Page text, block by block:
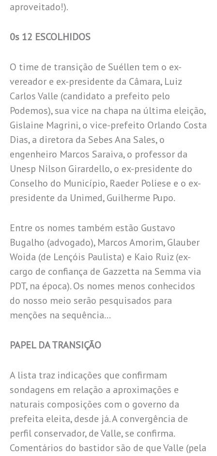
aproveitado!).
0s 12 ESCOLHIDOS
O time de transição de Suéllen tem o ex-
vereador e ex-presidente da Câmara, Luiz
Carlos Valle (candidato a prefeito pelo
Podemos), sua vice na chapa na última eleição,
Gislaine Magrini, o vice-prefeito Orlando Costa
Dias, a diretora da Sebes Ana Sales, o
engenheiro Marcos Saraiva, o professor da
Unesp Nilson Girardello, o ex-presidente do
Conselho do Município, Raeder Poliese e o ex-
presidente da Unimed, Guilherme Pupo.
Entre os nomes também estão Gustavo
Bugalho (advogado), Marcos Amorim, Glauber
Woida (de Lençóis Paulista) e Kaio Ruiz (ex-
cargo de confiança de Gazzetta na Semma via
PDT, na época). Os nomes menos conhecidos
do nosso meio serão pesquisados para
menções na sequência…
PAPEL DA TRANSIÇÃO
A lista traz indicações que confirmam
sondagens em relação a aproximações e
naturais composições com o governo da
prefeita eleita, desde já. A convergência de
perfil conservador, de Valle, se confirma.
Comentários do bastidor são de que Valle (pela